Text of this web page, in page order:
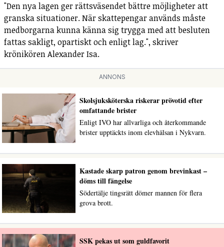
"Den nya lagen ger rättsväsendet bättre möjligheter att
granska situationer. När skattepengar används måste
medborgarna kunna känna sig trygga med att besluten
fattas sakligt, opartiskt och enligt lag.", skriver
krönikören Alexander Isa.
ANNONS
Skolsjuksköterska riskerar prövotid efter
omfattande brister
Enligt IVO har allvarliga och återkommande
brister upptäckts inom elevhälsan i Nykvarn.
Kastade skarp patron genom brevinkast –
döms till fängelse
Södertälje tingsrätt dömer mannen för flera
grova brott.
SSK pekas ut som guldfavorit